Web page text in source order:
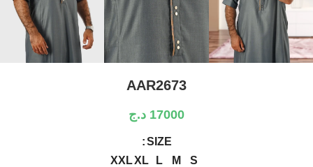
AAR2673
17000 د.ج
SIZE
S
M
L
XL
XXL